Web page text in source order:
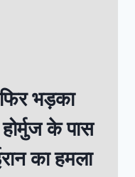
भड़का
के पास
का हमला